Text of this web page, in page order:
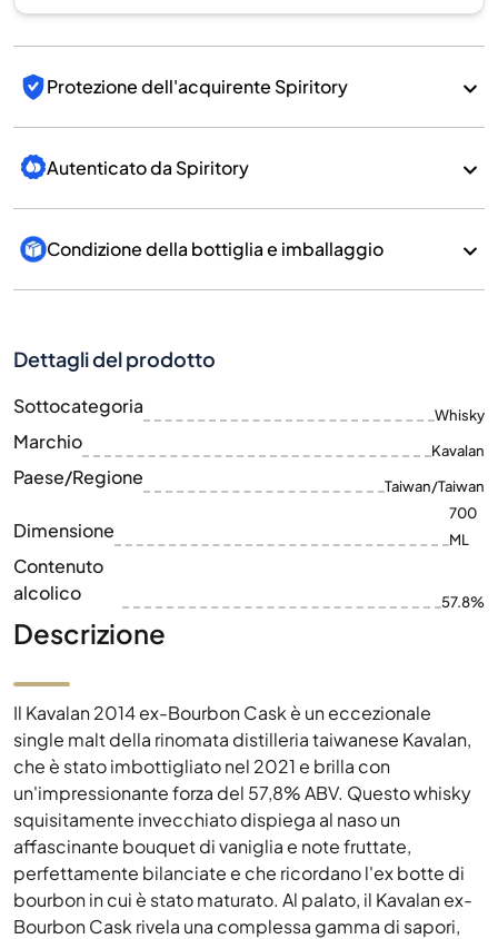
Protezione dell'acquirente Spiritory
Autenticato da Spiritory
Condizione della bottiglia e imballaggio
Dettagli del prodotto
Sottocategoria Whisky
Marchio Kavalan
Paese/Regione Taiwan/Taiwan
Dimensione
700
ML
Contenuto
alcolico
57.8%
Descrizione
Il Kavalan 2014 ex-Bourbon Cask è un eccezionale
single malt della rinomata distilleria taiwanese Kavalan,
che è stato imbottigliato nel 2021 e brilla con
un'impressionante forza del 57,8% ABV. Questo whisky
squisitamente invecchiato dispiega al naso un
affascinante bouquet di vaniglia e note fruttate,
perfettamente bilanciate e che ricordano l'ex botte di
bourbon in cui è stato maturato. Al palato, il Kavalan ex-
Bourbon Cask rivela una complessa gamma di sapori,